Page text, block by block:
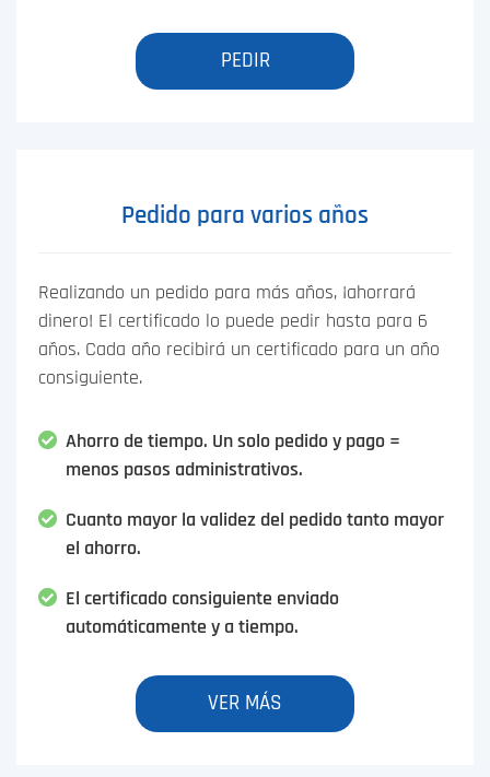
PEDIR
Pedido para varios años
Realizando un pedido para más años, ¡ahorrará
dinero! El certificado lo puede pedir hasta para 6
años. Cada año recibirá un certificado para un año
consiguiente.
Ahorro de tiempo. Un solo pedido y pago =
menos pasos administrativos.
Cuanto mayor la validez del pedido tanto mayor
el ahorro.
El certificado consiguiente enviado
automáticamente y a tiempo.
VER MÁS